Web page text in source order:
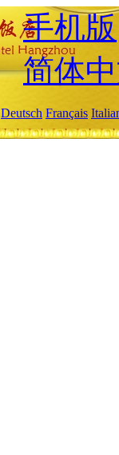
手机版
简体
Deutsch Français